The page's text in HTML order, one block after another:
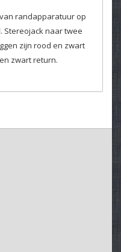
randapparatuur op
Stereojack naar twee
zijn rood en zwart
zwart return.
met onze
verder.
te voorzien,
tenzij anders